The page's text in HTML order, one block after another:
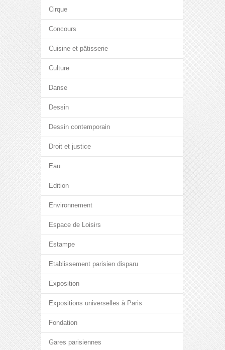
Cirque
Concours
Cuisine et pâtisserie
Culture
Danse
Dessin
Dessin contemporain
Droit et justice
Eau
Edition
Environnement
Espace de Loisirs
Estampe
Etablissement parisien disparu
Exposition
Expositions universelles à Paris
Fondation
Gares parisiennes